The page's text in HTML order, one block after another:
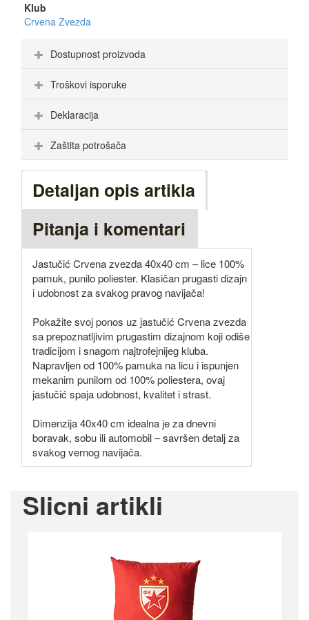
Klub
Crvena Zvezda
Dostupnost proizvoda
Troškovi isporuke
Deklaracija
Zaštita potrošača
Detaljan opis artikla
Pitanja i komentari
Jastučić Crvena zvezda 40x40 cm – lice 100%
pamuk, punilo poliester. Klasičan prugasti dizajn
i udobnost za svakog pravog navijača!
Pokažite svoj ponos uz jastučić Crvena zvezda
sa prepoznatljivim prugastim dizajnom koji odiše
tradicijom i snagom najtrofejnijeg kluba.
Napravljen od 100% pamuka na licu i ispunjen
mekanim punilom od 100% poliestera, ovaj
jastučić spaja udobnost, kvalitet i strast.
Dimenzija 40x40 cm idealna je za dnevni
boravak, sobu ili automobil – savršen detalj za
svakog vernog navijača.
Slicni artikli